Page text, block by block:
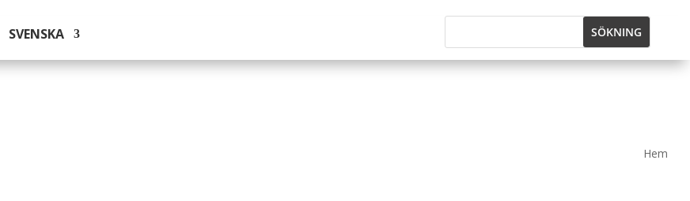
SVENSKA
Hem